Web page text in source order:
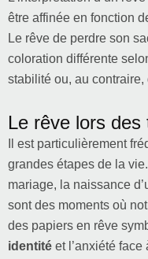
être affinée en fonction
Le rêve de perdre son
coloration différente
stabilité ou, au
Le rêve lors
Il est particulièrement
grandes étapes de la
mariage, la naissance
sont des moments où
des papiers en rêve
identité et l’anxiété